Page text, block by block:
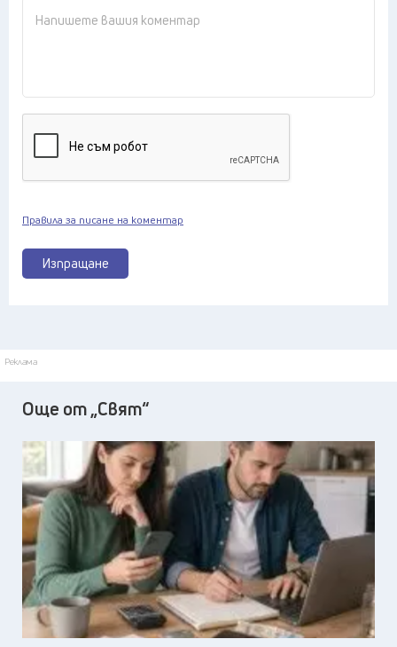
Изпращане
Правила за писане на коментар
Реклама
Още от „Свят“